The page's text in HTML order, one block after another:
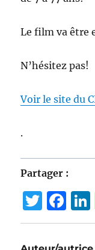
Le film va être
N’hésitez pas!
Voir le site du
.
Partager :
T
w
it
F
a
c